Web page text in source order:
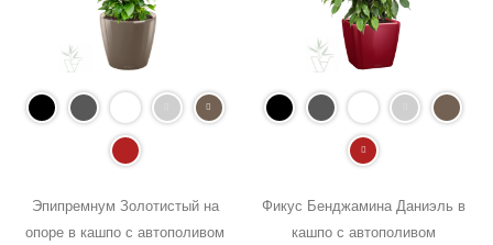
Эпипремнум Золотистый на
опоре в кашпо с автополивом
Фикус Бенджамина Даниэль в
кашпо с автополивом